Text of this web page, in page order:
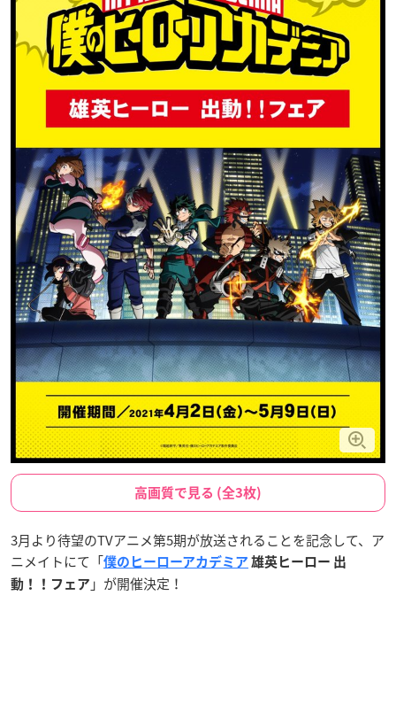
高画質で見る (全3枚)
3月より待望のTVアニメ第5期が放送されることを記念して、ア
ニメイトにて「僕のヒーローアカデミア 雄英ヒーロー 出
動！！フェア 」が開催決定！